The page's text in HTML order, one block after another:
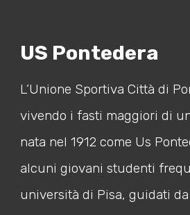
US Pontedera
L’Unione Sportiva Città di
vivendo i fasti maggiori di
nata nel 1912 come Us
alcuni giovani studenti
università di Pisa, guidati